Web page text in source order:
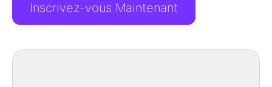
Inscrivez-vous Maintenant